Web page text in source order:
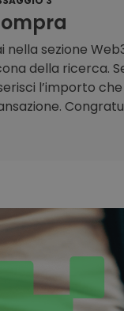
nella sezione
della ricerca.
l’importo